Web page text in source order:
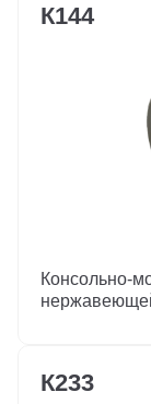
К144
Консольно-
К233